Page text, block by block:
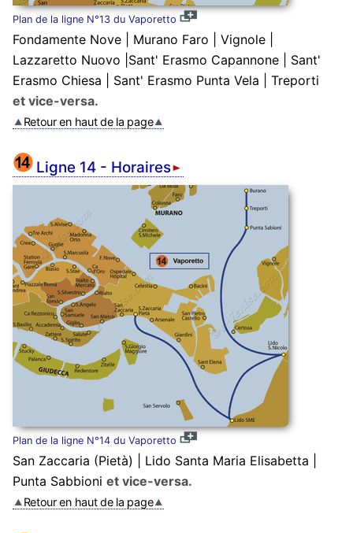
Plan de la ligne N°13 du Vaporetto
Fondamente Nove | Murano Faro | Vignole |
Lazzaretto Nuovo |Sant' Erasmo Capannone | Sant'
Erasmo Chiesa | Sant' Erasmo Punta Vela | Treporti
et vice-versa.
Retour en haut de la page
Ligne 14 - Horaires
Plan de la ligne N°14 du Vaporetto
San Zaccaria (Pietà) | Lido Santa Maria Elisabetta |
Punta Sabbioni et vice-versa.
Retour en haut de la page